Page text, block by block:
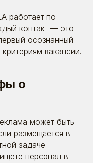
работает по-
контакт — это
осознанный
вакансии.
о
может быть
размещается в
задаче
персонал в